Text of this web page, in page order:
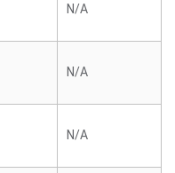
N/A
N/A
N/A